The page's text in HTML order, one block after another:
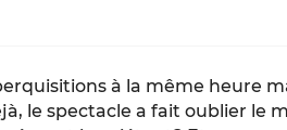
à la même heure
le spectacle a fait oublier le